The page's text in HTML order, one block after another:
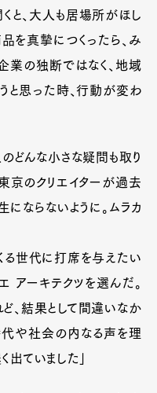
Pen tw
と、大人も居場所がほし
を真摯につくったら、み
業の独断ではなく、地域
と思った時、行動が変わ
どんな小さな疑問も取り
京のクリエイターが過去
ならないように。ムラカ
る世代に打席を与えたい
アーキテクツを選んだ。
、結果として間違いなか
代や社会の内なる声を理
出ていました」